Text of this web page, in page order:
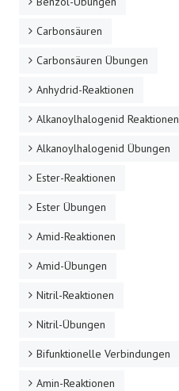
Carbonsäuren
Carbonsäuren Übungen
Anhydrid-Reaktionen
Alkanoylhalogenid Reaktionen
Alkanoylhalogenid Übungen
Ester-Reaktionen
Ester Übungen
Amid-Reaktionen
Amid-Übungen
Nitril-Reaktionen
Nitril-Übungen
Bifunktionelle Verbindungen
Amin-Reaktionen